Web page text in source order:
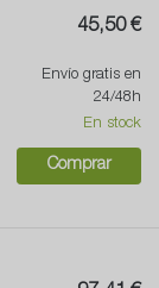
45,50 €
Envío gratis en
24/48h
En stock
Comprar